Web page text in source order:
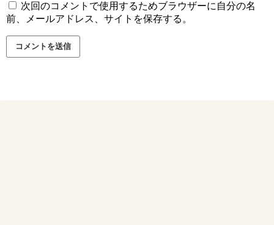
次回のコメントで使用するためブラウザーに自分の名
前、メールアドレス、サイトを保存する。